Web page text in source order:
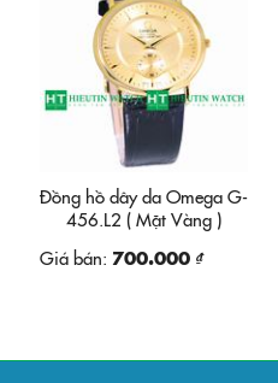
Đồng hồ dây da Omega G-
456.L2 ( Mặt Vàng )
Giá bán: 700.000 ₫